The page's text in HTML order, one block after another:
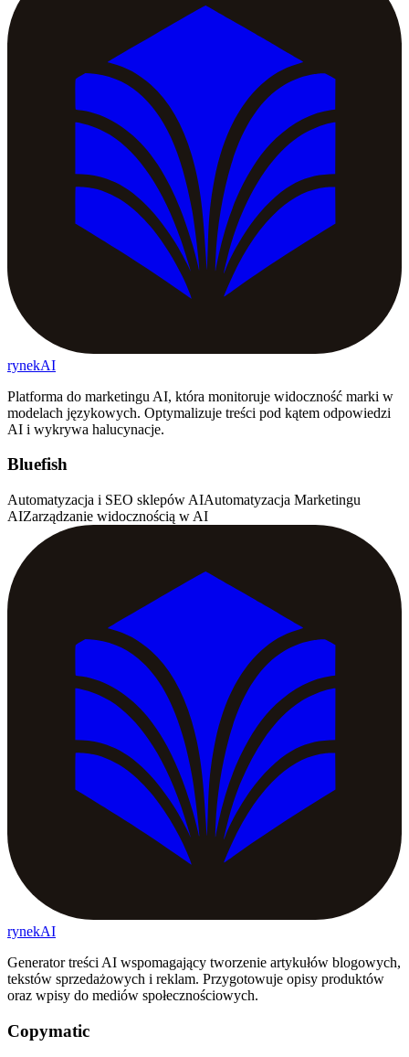
rynekAI
Platforma do marketingu AI, która monitoruje widoczność marki w
modelach językowych. Optymalizuje treści pod kątem odpowiedzi
AI i wykrywa halucynacje.
Bluefish
Automatyzacja i SEO sklepów AIAutomatyzacja Marketingu
AIZarządzanie widocznością w AI
rynekAI
Generator treści AI wspomagający tworzenie artykułów blogowych,
tekstów sprzedażowych i reklam. Przygotowuje opisy produktów
oraz wpisy do mediów społecznościowych.
Copymatic